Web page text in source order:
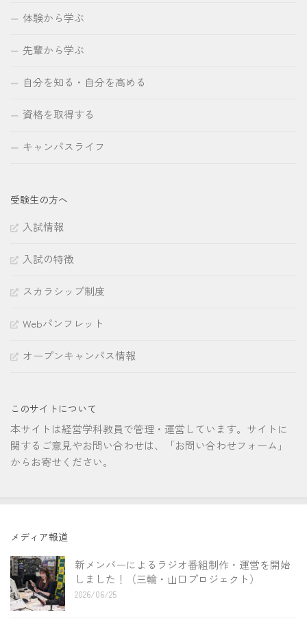
体験から学ぶ
先輩から学ぶ
自分を知る・自分を高める
資格を取得する
キャンパスライフ
受験生の方へ
入試情報
入試の特徴
スカラシップ制度
Webパンフレット
オープンキャンパス情報
このサイトについて
本サイトは経営学科教員で管理・運営しています。サイトに
関するご意見やお問い合わせは、「お問い合わせフォーム」
からお寄せください。
メディア報道
新メンバーによるラジオ番組制作・運営を開始
しました！（三輪・山口プロジェクト）
2026/06/25